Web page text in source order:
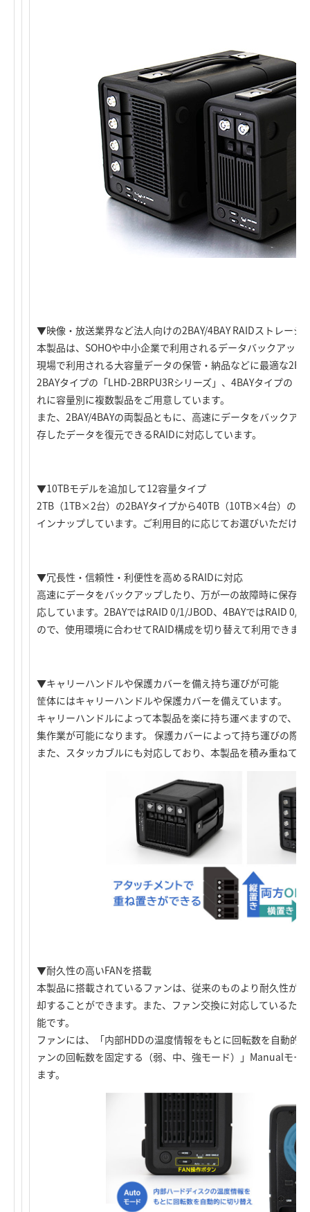
▼映像・放送業界など法人向けの2BAY/4BAY RAIDストレージ
本製品は、SOHOや中小企業で利用されるデータバックアッ
現場で利用される大容量データの保管・納品などに最適な
2BAYタイプの「LHD-2BRPU3Rシリーズ」、4BAYタイプの「
れに容量別に複数製品をご用意しています。
また、2BAY/4BAYの両製品ともに、高速にデータをバックア
存したデータを復元できるRAIDに対応しています。
▼10TBモデルを追加して12容量タイプ
2TB（1TB×2台）の2BAYタイプから40TB（10TB×4台）の
インナップしています。ご利用目的に応じてお選びいただけま
▼冗長性・信頼性・利便性を高めるRAIDに対応
高速にデータをバックアップしたり、万が一の故障時に保存
応しています。2BAYではRAID 0/1/JBOD、4BAYではRAID 0/
ので、使用環境に合わせてRAID構成を切り替えて利用できま
▼キャリーハンドルや保護カバーを備え持ち運びが可能
筐体にはキャリーハンドルや保護カバーを備えています。
キャリーハンドルによって本製品を楽に持ち運べますので、
集作業が可能になります。 保護カバーによって持ち運びの際
また、スタッカブルにも対応しており、本製品を積み重ねて
▼耐久性の高いFANを搭載
本製品に搭載されているファンは、従来のものより耐久性が
却することができます。また、ファン交換に対応しているた
能です。
ファンには、「内部HDDの温度情報をもとに回転数を自動的
ァンの回転数を固定する（弱、中、強モード）」Manualモー
ます。